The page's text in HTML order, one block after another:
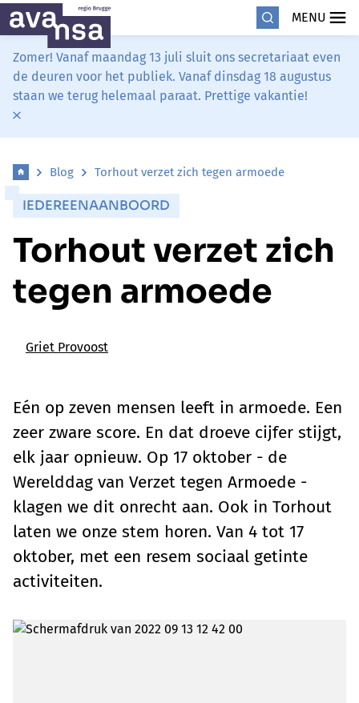
MENU
Zomer! Vanaf maandag 13 juli sluit ons secretariaat even
de deuren voor het publiek. Vanaf dinsdag 18 augustus
staan we terug helemaal paraat. Prettige vakantie!
Blog Torhout verzet zich tegen armoede
IEDEREENAANBOORD
Torhout verzet zich
tegen armoede
Griet Provoost
Eén op zeven mensen leeft in armoede. Een
zeer zware score. En dat droeve cijfer stijgt,
elk jaar opnieuw. Op 17 oktober - de
Werelddag van Verzet tegen Armoede -
klagen we dit onrecht aan. Ook in Torhout
laten we onze stem horen. Van 4 tot 17
oktober, met een resem sociaal getinte
activiteiten.